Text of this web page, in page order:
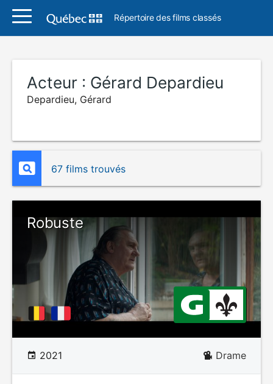
Répertoire des films classés
Acteur : Gérard Depardieu
Depardieu, Gérard
67 films trouvés
Robuste
2021 Drame